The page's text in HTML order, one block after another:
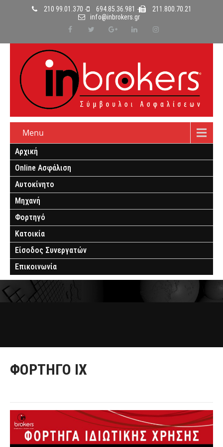
210 99.01.370 - 694.85.36.981 -
211.800.70.21
info@inbrokers.gr
Menu
Αρχική
Online Ασφάλιση
Αυτοκίνητο
Μηχανή
Φορτηγό
Κατοικία
Είσοδος Συνεργατών
Επικοινωνία
ΦΟΡΤΗΓΟ ΙΧ